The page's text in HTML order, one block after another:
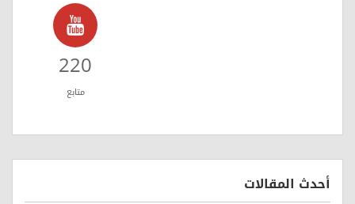
220
متابع
أحدث المقالات